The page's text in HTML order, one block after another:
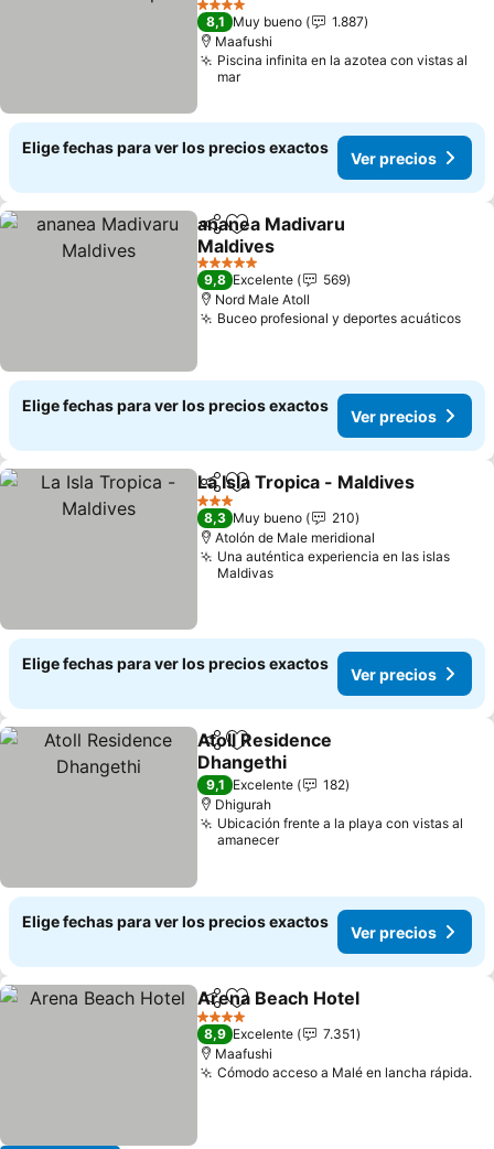
4 Estrellas
8,1 Muy bueno
1.887
Maafushi
Piscina infinita en la azotea con vistas al
mar
Elige fechas para ver los precios exactos
Ver precios
CompartirAgregar a favoritos
ananea Madivaru
Maldives
5 Estrellas
9,8 Excelente
569
Nord Male Atoll
Buceo profesional y deportes acuáticos
Elige fechas para ver los precios exactos
Ver precios
CompartirAgregar a favoritos
La Isla Tropica - Maldives
3 Estrellas
8,3 Muy bueno
210
Atolón de Male meridional
Una auténtica experiencia en las islas
Maldivas
Elige fechas para ver los precios exactos
Ver precios
CompartirAgregar a favoritos
Atoll Residence
Dhangethi
9,1 Excelente
182
Dhigurah
Ubicación frente a la playa con vistas al
amanecer
Elige fechas para ver los precios exactos
Ver precios
CompartirAgregar a favoritos
Arena Beach Hotel
4 Estrellas
8,9 Excelente
7.351
Maafushi
Cómodo acceso a Malé en lancha rápida.